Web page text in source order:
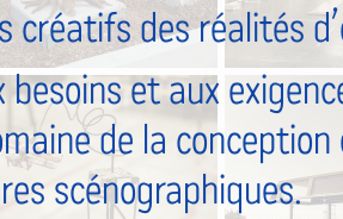
créatifs des réalités
besoins et aux
de la
scénographiques.